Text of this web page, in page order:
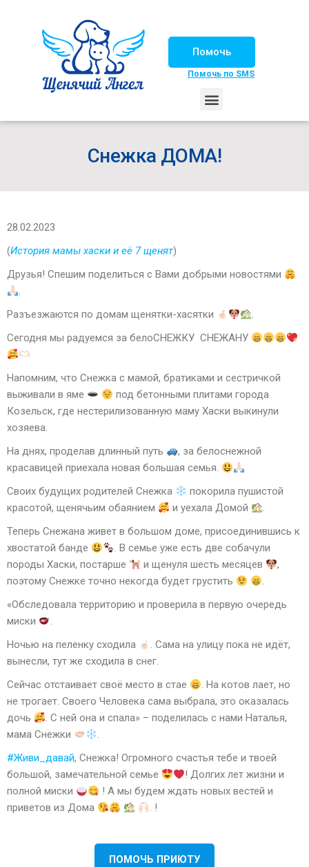
Помочь
Помочь по SMS
Снежка ДОМА!
28.02.2023
(История мамы хаски и её 7 щенят)
Друзья! Спешим поделиться с Вами добрыми новостями
.
Разъезжаются по домам щенятки-хасятки
.
Сегодня мы радуемся за белоСНЕЖКУ СНЕЖАНУ
Напомним, что Снежка с мамой, братиками и сестричкой
выживали в яме
под бетонными плитами города
Козельск, где нестерилизованную маму Хаски выкинули
хозяева.
На днях, проделав длинный путь
, за белоснежной
красавицей приехала новая большая семья.
Своих будущих родителей Снежка
покорила пушистой
красотой, щенячьим обаянием
и уехала Домой
.
Теперь Снежана живет в большом доме, присоединившись к
хвостатой банде
. В семье уже есть две собачули
породы Хаски, постарше
и щенуля шесть месяцев
,
поэтому Снежке точно некогда будет грустить
.
«Обследовала территорию и проверила в первую очередь
миски
.
Ночью на пеленку сходила
. Сама на улицу пока не идёт,
вынесли, тут же сходила в снег.
Сейчас отстаивает своё место в стае
. На котов лает, но
не трогает. Своего Человека сама выбрала, это оказалась
дочь
. С ней она и спала» – поделилась с нами Наталья,
мама Снежки
.
#Живи_давай, Снежка! Огромного счастья тебе и твоей
большой, замечательной семье
! Долгих лет жизни и
полной миски
! А мы будем ждать новых вестей и
приветов из Дома
. !
ПОМОЧЬ ПРИЮТУ